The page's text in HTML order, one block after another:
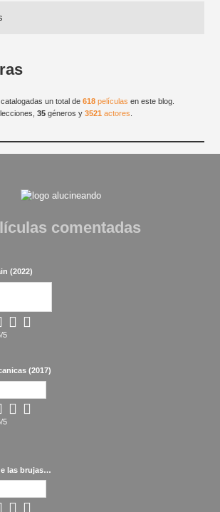
un total de618 películas en este blog.
35 géneros y3521 actores
comentadas
(2022)
5
(2017)
5
La maldición de las brujas (1990)